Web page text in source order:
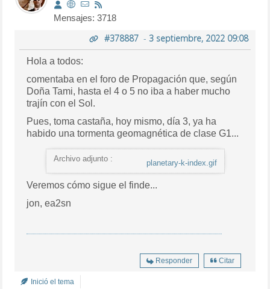
Mensajes: 3718
#378887- 3 septiembre, 2022 09:08
Hola a todos:
comentaba en el foro de Propagación que, según
Doña Tami, hasta el 4 o 5 no iba a haber mucho
trajín con el Sol.
Pues, toma castaña, hoy mismo, día 3, ya ha
habido una tormenta geomagnética de clase G1...
Archivo adjunto : planetary-k-index.gif
Veremos cómo sigue el finde...
jon, ea2sn
Responder Citar
Inició el tema